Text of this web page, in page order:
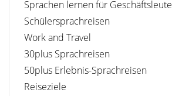
Sprachen lernen für Geschäftsleute
Schülersprachreisen
Work and Travel
30plus Sprachreisen
50plus Erlebnis-Sprachreisen
Reiseziele